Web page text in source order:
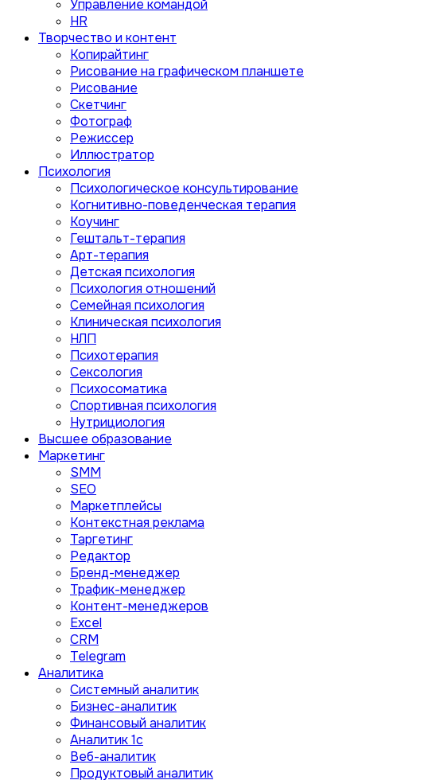
Управление командой
HR
Творчество и контент
Копирайтинг
Рисование на графическом планшете
Рисование
Скетчинг
Фотограф
Режиссер
Иллюстратор
Психология
Психологическое консультирование
Когнитивно-поведенческая терапия
Коучинг
Гештальт-терапия
Арт-терапия
Детская психология
Психология отношений
Семейная психология
Клиническая психология
НЛП
Психотерапия
Сексология
Психосоматика
Спортивная психология
Нутрициология
Высшее образование
Маркетинг
SMM
SEO
Маркетплейсы
Контекстная реклама
Таргетинг
Редактор
Бренд-менеджер
Трафик-менеджер
Контент-менеджеров
Excel
CRM
Telegram
Аналитика
Системный аналитик
Бизнес-аналитик
Финансовый аналитик
Aналитик 1с
Веб-аналитик
Продуктовый аналитик